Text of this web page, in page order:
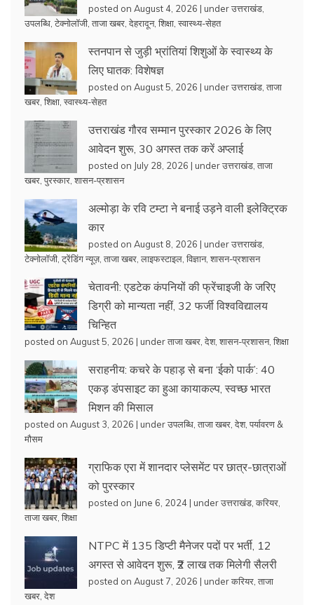
posted on August 4, 2026 | underउत्तराखंड
उपलब्धि टेक्नोलॉजी ताजा खबर देहरादून, शिक्षा स्वास्थ्य-सेहत
स्तनपान से जुड़ी भ्रांतियां शिशुओं के स्वास्थ्य के
लिए घातक: विशेषज्ञ
posted on August 5, 2026 | underउत्तराखंड ताजा
खबर शिक्षा स्वास्थ्य-सेहत
उत्तराखंड गौरव सम्मान पुरस्कार 2026 के लिए
आवेदन शुरू, 30 अगस्त तक करें अप्लाई
posted on July 28, 2026 | underउत्तराखंड ताजा
खबर पुरस्कार शासन-प्रशासन
अल्मोड़ा के रवि टम्टा ने बनाई उड़ने वाली इलेक्ट्रिक
कार
posted on August 8, 2026 | underउत्तराखंड
टेक्नोलॉजी ट्रेंडिंग न्यूज़, ताजा खबर लाइफस्टाइल विज्ञान, शासन-प्रशासन
चेतावनी: एडटेक कंपनियों की फ्रेंचाइजी के जरिए
डिग्री को मान्यता नहीं, 32 फर्जी विश्वविद्यालय
चिन्हित
posted on August 5, 2026 | underताजा खबर देश, शासन-प्रशासन, शिक्षा
सराहनीय: कचरे के पहाड़ से बना ‘ईको पार्क’: 40
एकड़ डंपसाइट का हुआ कायाकल्प, स्वच्छ भारत
मिशन की मिसाल
posted on August 3, 2026 | underउपलब्धि ताजा खबर देश, पर्यावरण &
मौसम
ग्राफिक एरा में शानदार प्लेसमेंट पर छात्र-छात्राओं
को पुरस्कार
posted on June 6, 2024 | underउत्तराखंड करियर
ताजा खबर शिक्षा
NTPC में 135 डिप्टी मैनेजर पदों पर भर्ती, 12
अगस्त से आवेदन शुरू, ₹2 लाख तक मिलेगी सैलरी
posted on August 7, 2026 | underकरियर ताजा
खबर देश